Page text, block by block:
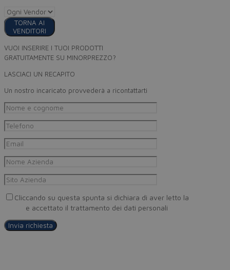
TORNA AI
VENDITORI
VUOI INSERIRE I TUOI PRODOTTI
GRATUITAMENTE SU MINORPREZZO?
LASCIACI UN RECAPITO
Un nostro incaricato provvederà a ricontattarti
Cliccando su questa spunta si dichiara di aver letto la
e accettato il trattamento dei dati personali